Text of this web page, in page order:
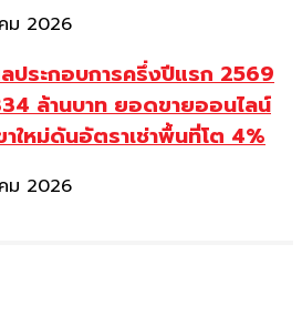
ม 2026
ระกอบการครึ่งปีแรก 2569
ล้านบาท ยอดขายออนไลน์
ใหม่ดันอัตราเช่าพื้นที่โต 4%
ม 2026